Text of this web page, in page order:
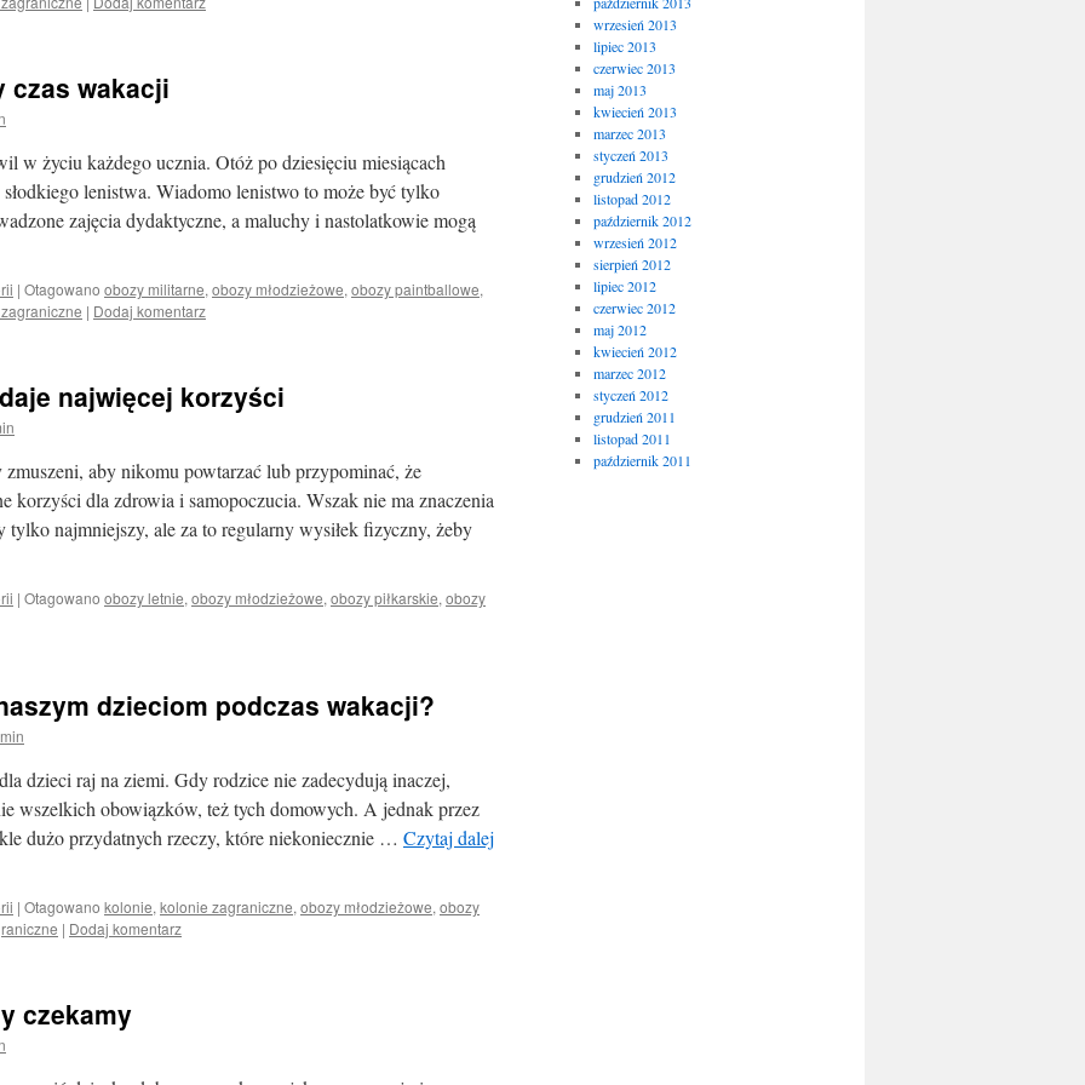
czas wakacji
w życiu każdego ucznia. Otóż po dziesięciu miesiącach
lenistwa. Wiadomo lenistwo to może być tylko
zajęcia dydaktyczne, a maluchy i nastolatkowie mogą
| Otagowano obozy militarne, obozy młodzieżowe, obozy paintballowe,
| Dodaj komentarz
najwięcej korzyści
zmuszeni, aby nikomu powtarzać lub przypominać, że
korzyści dla zdrowia i samopoczucia. Wszak nie ma znaczenia
najmniejszy, ale za to regularny wysiłek fizyczny, żeby
| Otagowano obozy letnie, obozy młodzieżowe, obozy piłkarskie, obozy
dzieciom podczas wakacji?
dzieci raj na ziemi. Gdy rodzice nie zadecydują inaczej,
wszelkich obowiązków, też tych domowych. A jednak przez
dużo przydatnych rzeczy, które niekoniecznie … Czytaj dalej
| Otagowano kolonie, kolonie zagraniczne, obozy młodzieżowe, obozy
| Dodaj komentarz
czekamy
wrzesień 2013
lipiec 2013
czerwiec 2013
maj 2013
kwiecień 2013
marzec 2013
styczeń 2013
grudzień 2012
listopad 2012
październik 2012
wrzesień 2012
sierpień 2012
lipiec 2012
czerwiec 2012
maj 2012
kwiecień 2012
marzec 2012
styczeń 2012
grudzień 2011
listopad 2011
październik 2011